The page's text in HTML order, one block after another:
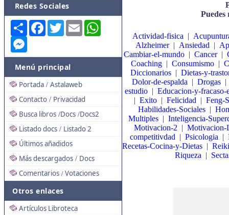
Redes Sociales
Share FacebookTwitterEmail
Menú principal
Portada / Astalaweb
Contacto / Privacidad
Busca libros /Docs /Docs2
Listado docs / Listado 2
Últimos añadidos
Más descargados / Docs
Comentarios / Votaciones
Otros enlaces
Artículos Libroteca
Puedes
Actividad-fisica |
Alzheimer| Ansiedad |
Cambiar-el-mundo| Cancer|
Coaching| Consumismo|
Diccionarios | Dietas-y-
Dolor-de-espalda | Drogas
estudio| Educacion-y-fracaso-
| Exito | Felicidad | Feng-
Habilidades-Sociales|
Multiples | Inteligencia-
Motivacion-2 | Motivacion-
competitivdad | Psicologia |
Recetas-Cocina-y-Dietas | Reiki
Riqueza |